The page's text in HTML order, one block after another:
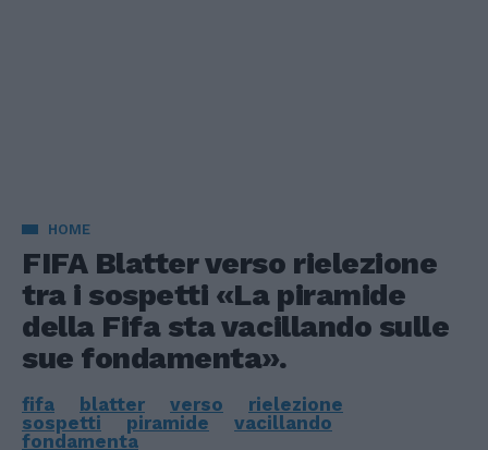
HOME
FIFA Blatter verso rielezione
tra i sospetti «La piramide
della Fifa sta vacillando sulle
sue fondamenta».
fifa blatter verso
rielezione
sospetti
piramide
vacillando
fondamenta